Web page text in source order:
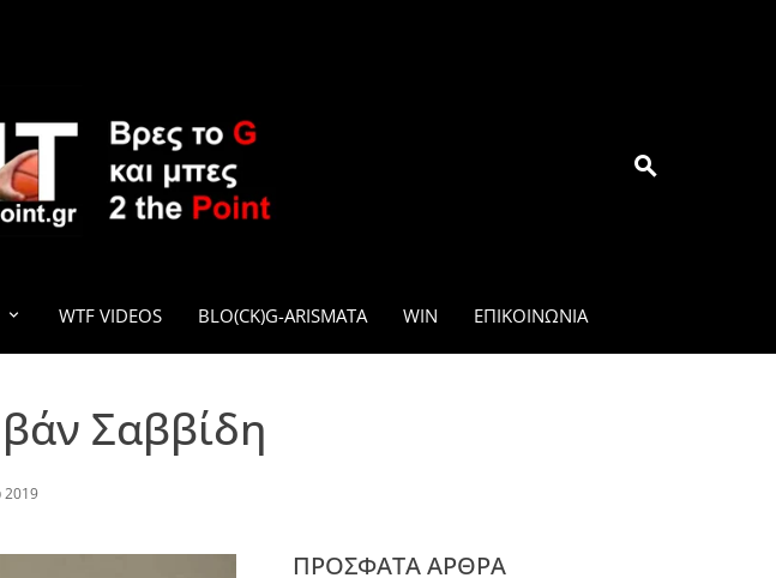
POINT.GR
WTF VIDEOS BLO(CK)G-ARISMATA WIN ΕΠΙΚΟΙΝΩΝΊΑ
Σαββίδη
2019
ΠΡΌΣΦΑΤΑ ΆΡΘΡΑ